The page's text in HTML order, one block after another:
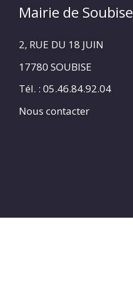
Mairie de Soubise
2, RUE DU 18 JUIN
17780 SOUBISE
Tél. : 05.46.84.92.04
Nous contacter